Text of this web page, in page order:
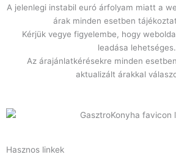
mennyiség
A jelenlegi instabil euró árfolyam miatt a
árak minden esetben
Kérjük vegye figyelembe, hogy
leadása lehetséges.
Az árajánlatkérésekre minden
aktualizált árakkal
Hasznos linkek